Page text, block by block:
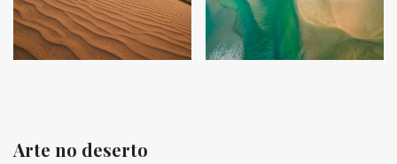
Arte no deserto